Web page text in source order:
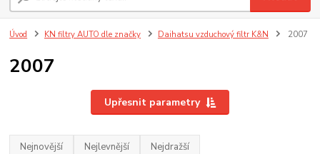
Úvod KN filtry AUTO dle značky Daihatsu vzduchový filtr K&N 2007
2007
Upřesnit parametry
Nejnovější Nejlevnější Nejdražší